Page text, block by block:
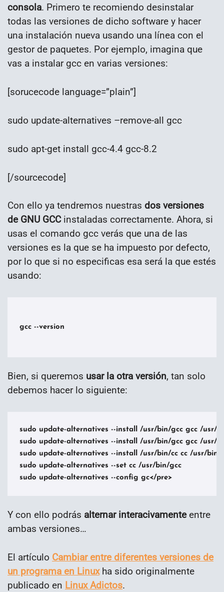
consola. Primero te recomiendo desinstalar
todas las versiones de dicho software y hacer
una instalación nueva usando una línea con el
gestor de paquetes. Por ejemplo, imagina que
vas a instalar gcc en varias versiones:
[sorucecode language=”plain”]
sudo update-alternatives –remove-all gcc
sudo apt-get install gcc-4.4 gcc-8.2
[/sourcecode]
Con ello ya tendremos nuestras dos versiones
de GNU GCCinstaladas correctamente. Ahora, si
usas el comando gcc verás que una de las
versiones es la que se ha impuesto por defecto,
por lo que si no especificas esa será la que estés
usando:
gcc --version
Bien, si queremos usar la otra versión, tan solo
debemos hacer lo siguiente:
sudo update-alternatives --install /usr/bin/gcc gcc /usr/
sudo update-alternatives --install /usr/bin/gcc gcc /usr/
sudo update-alternatives --install /usr/bin/cc cc /usr/bin/
sudo update-alternatives --set cc /usr/bin/gcc
Y con ello podrás alternar interacivamenteentre
ambas versiones…
El artículo Cambiar entre diferentes versiones de
un programa en Linuxha sido originalmente
publicado en Linux Adictos.